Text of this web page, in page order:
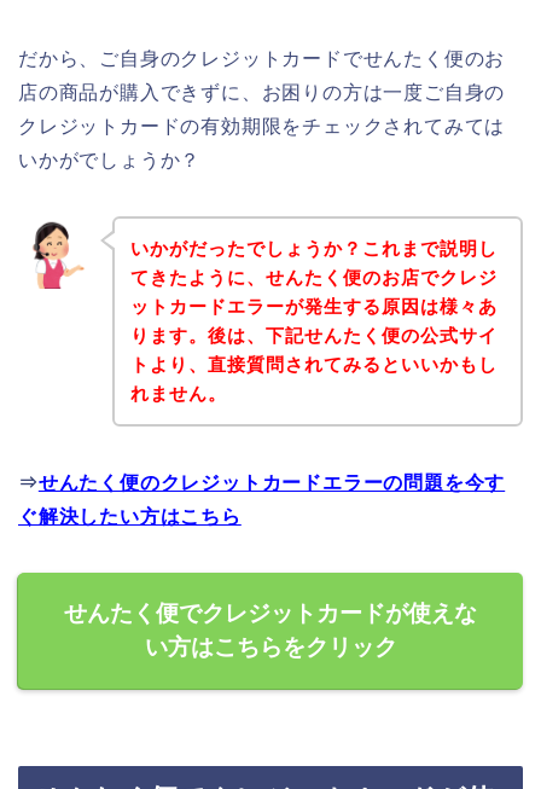
だから、ご自身のクレジットカードでせんたく便のお
店の商品が購入できずに、お困りの方は一度ご自身の
クレジットカードの有効期限をチェックされてみては
いかがでしょうか？
いかがだったでしょうか？これまで説明し
てきたように、せんたく便のお店でクレジ
ットカードエラーが発生する原因は様々あ
ります。後は、下記せんたく便の公式サイ
トより、直接質問されてみるといいかもし
れません。
⇒せんたく便のクレジットカードエラーの問題を今す
ぐ解決したい方はこちら
せんたく便でクレジットカードが使えな
い方はこちらをクリック